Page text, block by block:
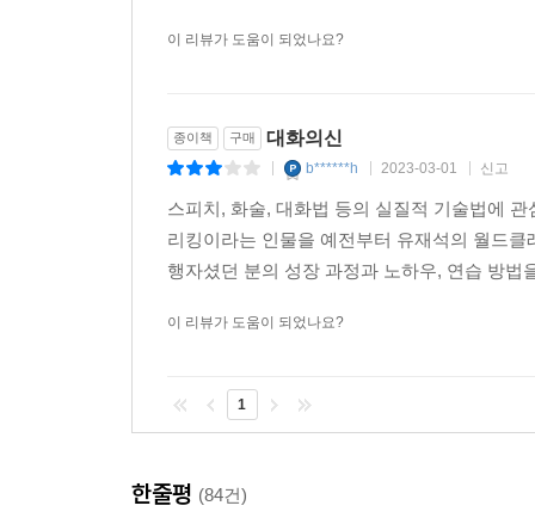
이 리뷰가 도움이 되었나요?
종이책 구매 대화의신
b******h 2023-03-01 신고
스피치, 화술, 대화법 등의 실질적 기술법에
리킹이라는 인물을 예전부터 유재석의 월드
행자셨던 분의 성장 과정과 노하우, 연습 방
이 리뷰가 도움이 되었나요?
1
한줄평 (84건)